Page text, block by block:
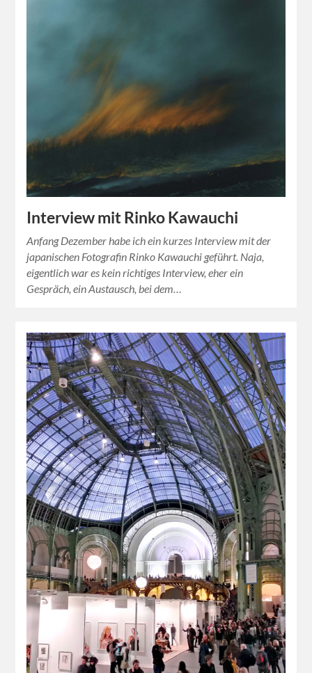
Interview mit Rinko Kawauchi
Anfang Dezember habe ich ein kurzes Interview mit der
japanischen Fotografin Rinko Kawauchi geführt. Naja,
eigentlich war es kein richtiges Interview, eher ein
Gespräch, ein Austausch, bei dem…